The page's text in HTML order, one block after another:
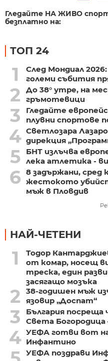
Гледайте НА ЖИВО
безплатно на:
ТОП 24
1
След Мондиал
големи събития
2
До 38° утре, на
гръмотевици
3
Гледайте
плувни спортове
4 Светлозара
дирекция
5
БНТ излъчва
лека атлетика -
6 8 задържани, сред
жестокото
мъж в Пловдив
НАЙ-ЧЕТЕНИ
1
Тодор
от комар, носещ
треска, един
засягащо мозъка
2
38-годишен мъж
язовир „Доспат“
3
България посреща
Света Богородица
4 УЕФА готви вот
Инфантино
УЕФА поздрави